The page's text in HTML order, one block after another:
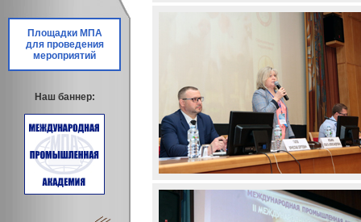
Площадки МПА
для проведения
мероприятий
Наш баннер: